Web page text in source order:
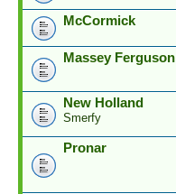
McCormick
Massey Ferguson
New Holland
Smerfy
Pronar